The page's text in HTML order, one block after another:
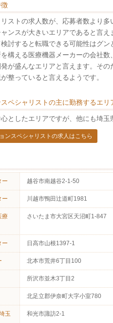
ストの求人数が、応募者数より
ンスが大きいエリアであると言え
討すると転職できる可能性はグン
構える医療機器メーカーの会社
が盛んなエリアと言えます。そ
整っていると言えるようです。
ペシャリストの主に勤務するエリ
としたエリアですが、他にも埼玉
ンスペシャリストの求人はこちら
ー 越谷市南越谷2-1-50
ー 川越市鴨田辻道町1981
療
さいたま市大宮区天沼町1-847
ー 日高市山根1397-1
北本市荒井6丁目100
所沢市並木3丁目2
北足立郡伊奈町大字小室780
玉
和光市諏訪2-1